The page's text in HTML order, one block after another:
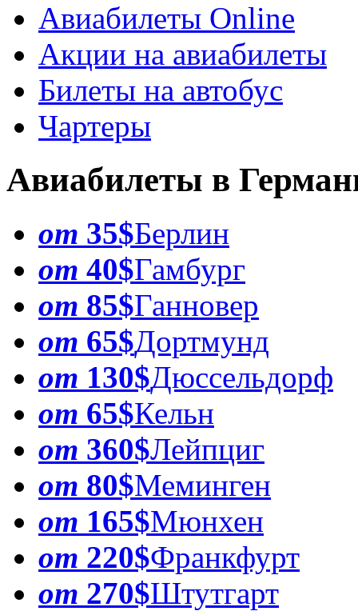
Авиабилеты Online
Акции на авиабилеты
Билеты на автобус
Чартеры
Авиабилеты в
от 35$Берлин
от 40$Гамбург
от 85$Ганновер
от 65$Дортмунд
от 130$Дюссельдорф
от 65$Кельн
от 360$Лейпциг
от 80$Меминген
от 165$Мюнхен
от 220$Франкфурт
от 270$Штутгарт